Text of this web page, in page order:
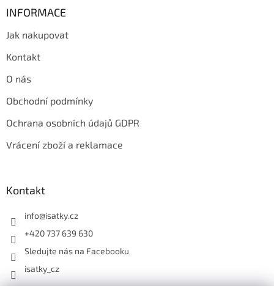
INFORMACE
Jak nakupovat
Kontakt
O nás
Obchodní podmínky
Ochrana osobních údajů GDPR
Vrácení zboží a reklamace
Kontakt
info@isatky.cz
+420 737 639 630
Sledujte nás na Facebooku
isatky_cz